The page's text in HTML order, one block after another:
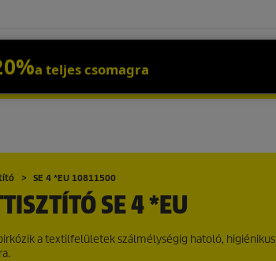
PROFESSIONAL
a teljes csomagra
SE 4 *EU 10811500
SE 4 *EU
a textilfelületek szálmélységig hatoló, higiénikus